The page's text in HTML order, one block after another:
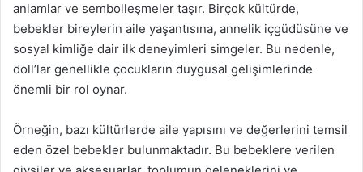
anlamlar ve sembolleşmeler taşır. Birçok kültürde,
bebekler bireylerin aile yaşantısına, annelik içgüdüsüne ve
sosyal kimliğe dair ilk deneyimleri simgeler. Bu nedenle,
doll’lar genellikle çocukların duygusal gelişimlerinde
önemli bir rol oynar.
Örneğin, bazı kültürlerde aile yapısını ve değerlerini temsil
eden özel bebekler bulunmaktadır. Bu bebeklere verilen